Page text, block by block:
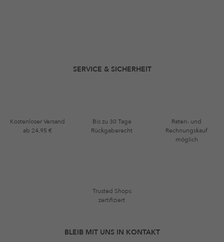
SERVICE & SICHERHEIT
Kostenloser Versand
ab 24,95 €
Bis zu 30 Tage
Rückgaberecht
Raten- und
Rechnungskauf
möglich
Trusted Shops
zertifiziert
BLEIB MIT UNS IN KONTAKT